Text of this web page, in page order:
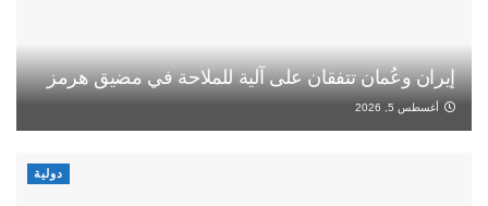
إيران وعُمان تتفقان على آلية للملاحة في مضيق هرمز
أغسطس 5, 2026
دولية